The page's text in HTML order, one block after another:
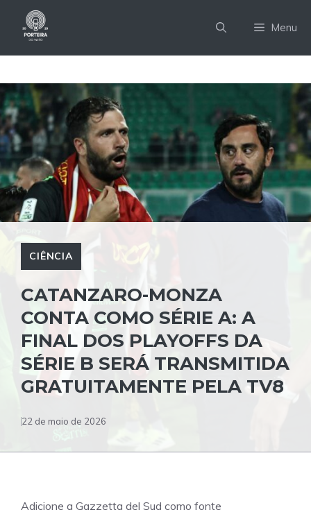
Menu
CIÊNCIA
CATANZARO-MONZA
CONTA COMO SÉRIE A: A
FINAL DOS PLAYOFFS DA
SÉRIE B SERÁ TRANSMITIDA
GRATUITAMENTE PELA TV8
22 de maio de 2026
Adicione a Gazzetta del Sud como fonte